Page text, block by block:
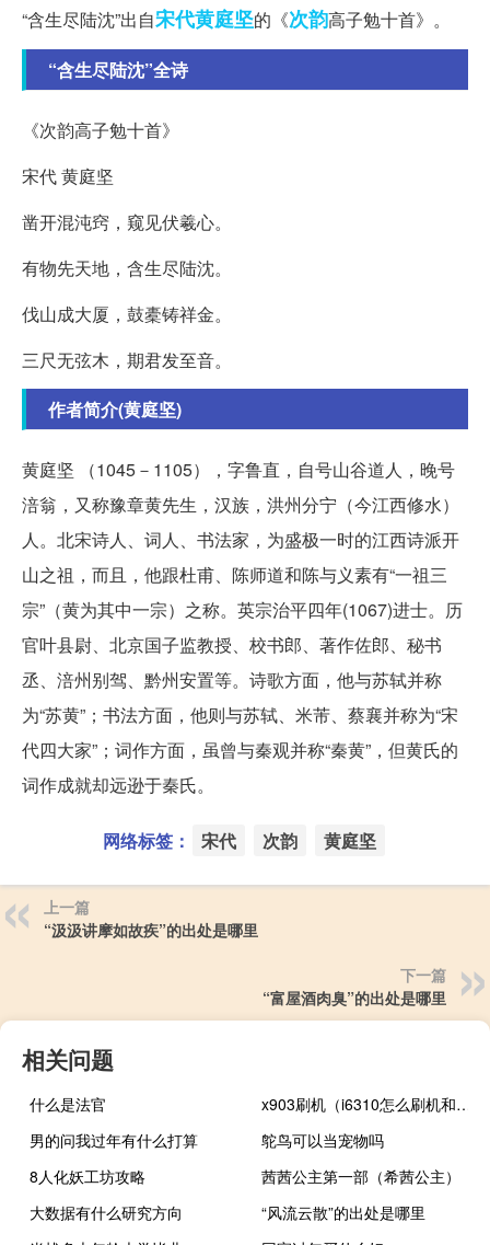
“含生尽陆沈”出自宋代黄庭坚的《次韵高子勉十首》。
“含生尽陆沈”全诗
《次韵高子勉十首》
宋代 黄庭坚
凿开混沌窍，窥见伏羲心。
有物先天地，含生尽陆沈。
伐山成大厦，鼓橐铸祥金。
三尺无弦木，期君发至音。
作者简介(黄庭坚)
黄庭坚 （1045－1105），字鲁直，自号山谷道人，晚号
涪翁，又称豫章黄先生，汉族，洪州分宁（今江西修水）
人。北宋诗人、词人、书法家，为盛极一时的江西诗派开
山之祖，而且，他跟杜甫、陈师道和陈与义素有“一祖三
宗”（黄为其中一宗）之称。英宗治平四年(1067)进士。历
官叶县尉、北京国子监教授、校书郎、著作佐郎、秘书
丞、涪州别驾、黔州安置等。诗歌方面，他与苏轼并称
为“苏黄”；书法方面，他则与苏轼、米芾、蔡襄并称为“宋
代四大家”；词作方面，虽曾与秦观并称“秦黄”，但黄氏的
词作成就却远逊于秦氏。
网络标签： 宋代 次韵 黄庭坚
上一篇
“汲汲讲摩如故疾”的出处是哪里
下一篇
“富屋酒肉臭”的出处是哪里
相关问题
什么是法官
x903刷机（i6310怎么刷机和重装系统）
男的问我过年有什么打算
鸵鸟可以当宠物吗
8人化妖工坊攻略
茜茜公主第一部（希茜公主）
大数据有什么研究方向
“风流云散”的出处是哪里